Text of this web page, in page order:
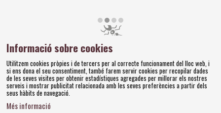
Figueres
Tel. 972 677 520 |amics@fundaciodali.org
Sitemap | Avís Legal
Contacteu | Bases concursos
Informació sobre cookies
Utilitzem cookies pròpies i de tercers per al correcte funcionament del lloc web, i
si ens dona el seu consentiment, també farem servir cookies per recopilar dades
de les seves visites per obtenir estadístiques agregades per millorar els nostres
serveis i mostrar publicitat relacionada amb les seves preferències a partir dels
seus hàbits de navegació.
Més informació